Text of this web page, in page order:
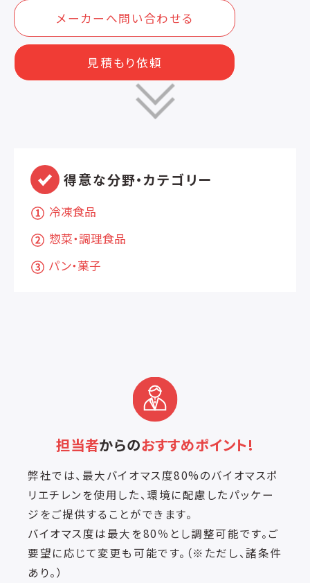
メーカーへ問い合わせる
見積もり依頼
得意な分野・カテゴリー
冷凍食品
惣菜・調理食品
パン・菓子
担当者からのおすすめポイント!
弊社では、最大バイオマス度80%のバイオマスポ
リエチレンを使用した、環境に配慮したパッケー
ジをご提供することができます。
バイオマス度は最大を80％とし調整可能です。ご
要望に応じて変更も可能です。（※ただし、諸条件
あり。）